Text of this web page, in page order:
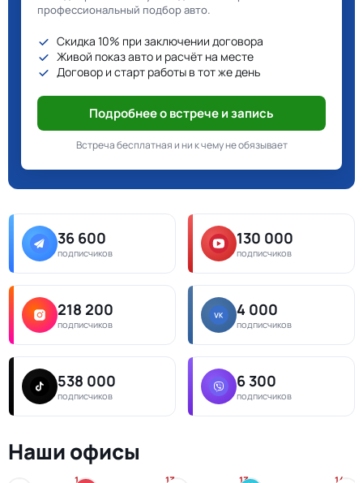
профессиональный подбор авто.
Скидка 10% при заключении договора
Живой показ авто и расчёт на месте
Договор и старт работы в тот же день
Подробнее о встрече и запись
Встреча бесплатная и ни к чему не обязывает
36 600
подписчиков
130 000
подписчиков
218 200
подписчиков
4 000
подписчиков
538 000
подписчиков
6 300
подписчиков
Наши офисы